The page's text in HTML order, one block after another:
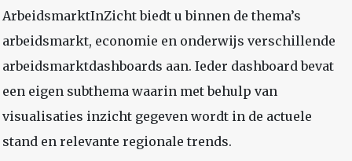
ArbeidsmarktInZicht biedt u binnen de thema’s
arbeidsmarkt, economie en onderwijs verschillende
arbeidsmarktdashboards aan. Ieder dashboard bevat
een eigen subthema waarin met behulp van
visualisaties inzicht gegeven wordt in de actuele
stand en relevante regionale trends.